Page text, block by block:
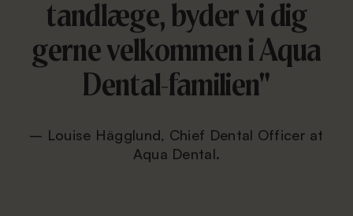
tandlæge, byder vi dig
gerne velkommen i Aqua
Dental-familien"
– Louise Hägglund, Chief Dental Officer at
Aqua Dental.